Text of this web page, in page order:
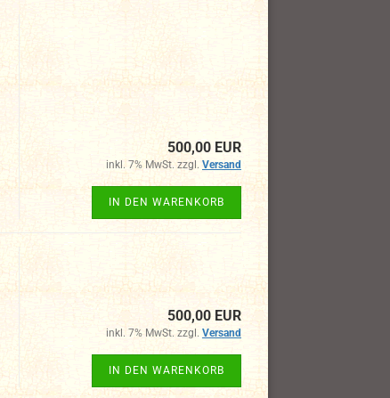
500,00 EUR
inkl. 7% MwSt. zzgl. Versand
IN DEN WARENKORB
500,00 EUR
inkl. 7% MwSt. zzgl. Versand
IN DEN WARENKORB